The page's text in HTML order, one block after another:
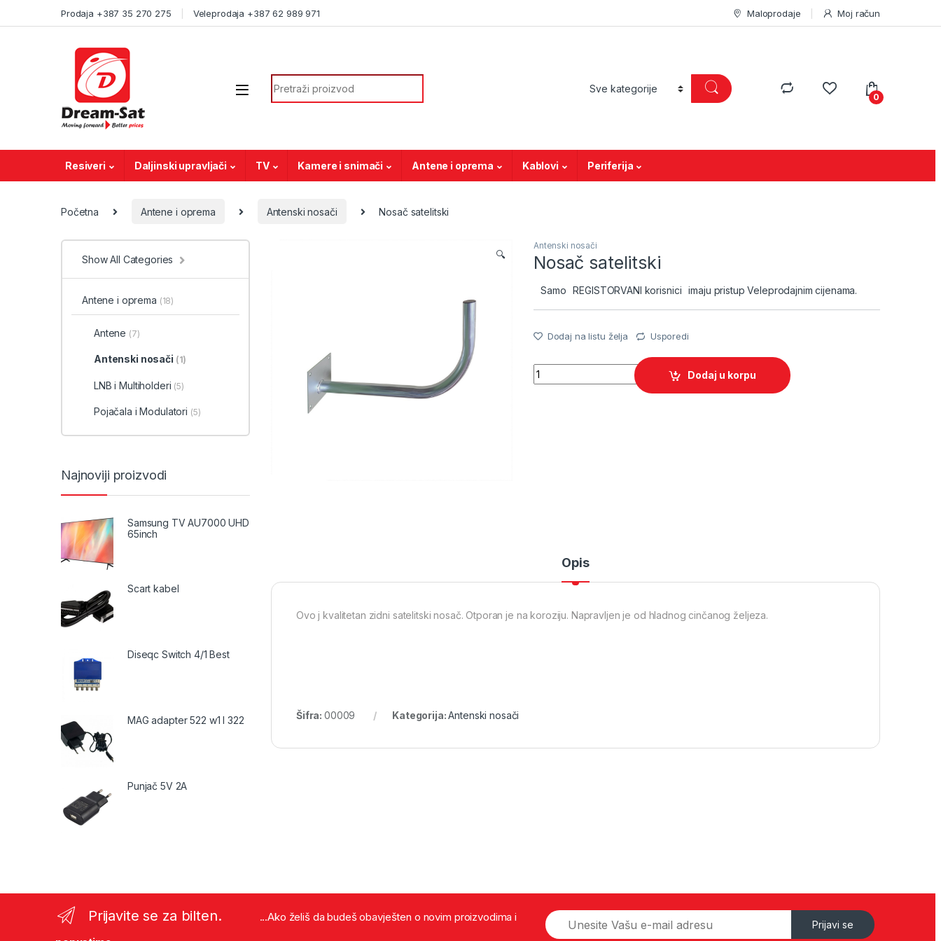
Prodaja +387 35 270 275 Veleprodaja +387 62 989 971 Maloprodaje Moj račun
Search for:
0
Resiveri Daljinski upravljači TV Kamere i snimači Antene i oprema Kablovi Periferija
Početna Antene i oprema Antenski nosači Nosač satelitski
🔍
Antenski nosači
Nosač satelitski
Samo REGISTORVANI korisnici imaju pristup Veleprodajnim cijenama.
Dodaj na listu želja Usporedi
Quantity
Dodaj u korpu
Opis
Ovo j kvalitetan zidni satelitski nosač. Otporan je na koroziju. Napravljen je od hladnog cinčanog željeza.
Šifra:00009 Kategorija:Antenski nosači
Show All Categories
Antene i oprema (18)
Antene (7)
Antenski nosači (1)
LNB i Multiholderi (5)
Pojačala i Modulatori (5)
Najnoviji proizvodi
Samsung TV AU7000 UHD
65inch
Scart kabel
Diseqc Switch 4/1 Best
MAG adapter 522 w1 I 322
Punjač 5V 2A
Prijavite se za bilten.
...Ako želiš da budeš obavješten o novim proizvodima i
Prijavi se